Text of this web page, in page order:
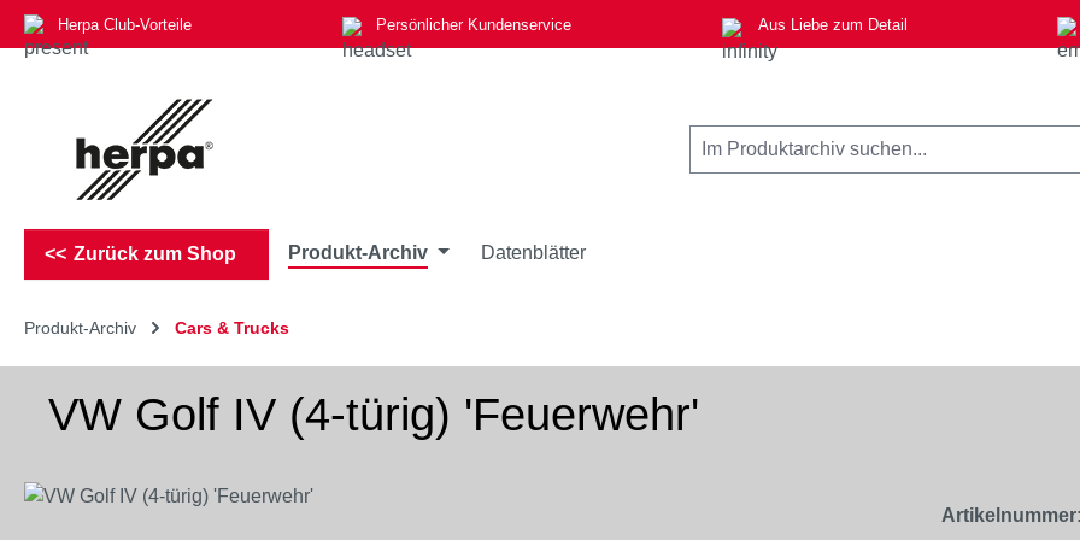
Hauptinhalt springen
Zur Suche springen
Zur Hauptnavigation springen
Herpa Club-Vorteile Persönlicher Kundenservice Aus Liebe zum Detail
Zurück zum Shop Produkt-Archiv Datenblätter
Produkt-Archiv Cars & Trucks
VW Golf IV (4-türig) 'Feuerwehr'
Bildergalerie überspringen